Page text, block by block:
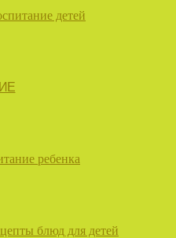
детей
ребенка
блюд для детей